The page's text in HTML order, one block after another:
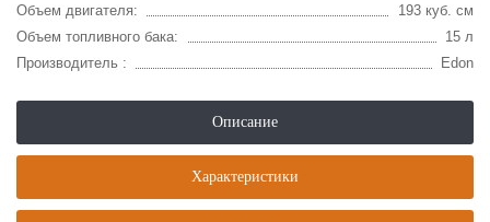
Объем двигателя:
193 куб. см
Объем топливного бака:
15 л
Производитель :
Edon
Описание
Характеристики